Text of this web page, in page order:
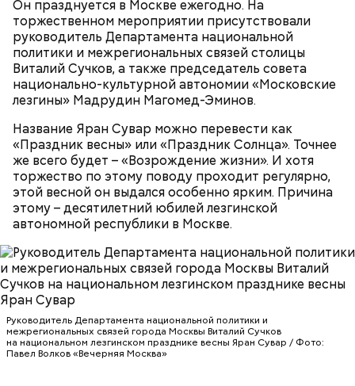
Он празднуется в Москве ежегодно. На
торжественном мероприятии присутствовали
руководитель Департамента национальной
политики и межрегиональных связей столицы
Виталий Сучков, а также председатель совета
национально-культурной автономии «Московские
лезгины» Мадрудин Магомед-Эминов.
Название Яран Сувар можно перевести как
«Праздник весны» или «Праздник Солнца». Точнее
же всего будет – «Возрождение жизни». И хотя
торжество по этому поводу проходит регулярно,
этой весной он выдался особенно ярким. Причина
этому – десятилетний юбилей лезгинской
автономной республики в Москве.
Руководитель Департамента национальной политики и
межрегиональных связей города Москвы Виталий Сучков
на национальном лезгинском празднике весны Яран Сувар / Фото:
Павел Волков «Вечерняя Москва»
Святитель Николай дожил до глубокой старости и
скончался в середине IV века. По церковному
преданию, мощи святого сохранились нетленными
множество людей. В 1087 году мощи Николая
Угодника были перенесены в итальянский город
Бар (Бари), где находятся и поныне.
добром урожае. Была поговорка: «Кто Николая
любит, кто Николаю служит, тому святой Николай
во всякий час помогает».
Кабачки в овощном соусе
зелень петрушки, укропа;
1/2 стакана растительного масла;
100 г муки;
уксус по вкусу;
30 г сахара.